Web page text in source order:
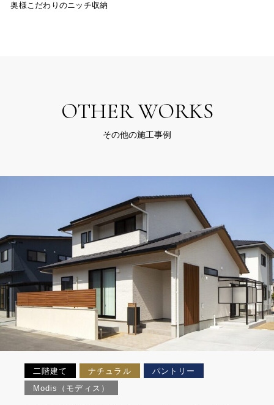
奥様こだわりのニッチ収納
OTHER WORKS
その他の施工事例
二階建て ナチュラル
パントリー
Modis（モディス）